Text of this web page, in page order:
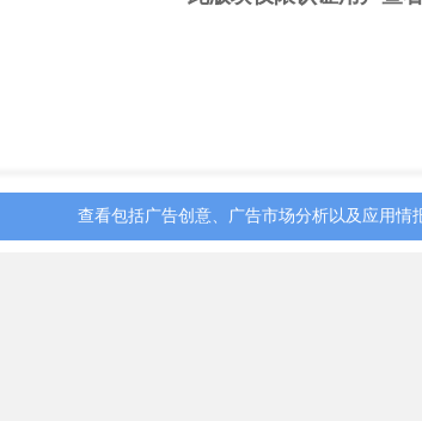
查看包括广告创意、广告市场分析以及应用情